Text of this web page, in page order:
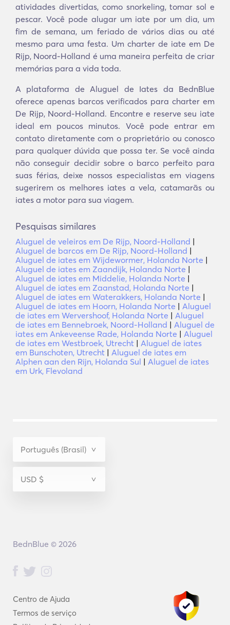
atividades divertidas, como snorkeling, tomar sol e
pescar. Você pode alugar um iate por um dia, um
fim de semana, um feriado de vários dias ou até
mesmo para uma festa. Um charter de iate em De
Rijp, Noord-Holland é uma maneira perfeita de criar
memórias para a vida toda.
A plataforma de Aluguel de Iates da BednBlue
oferece apenas barcos verificados para charter em
De Rijp, Noord-Holland. Encontre e reserve seu iate
ideal em poucos minutos. Você pode entrar em
contato diretamente com o proprietário ou conosco
para qualquer dúvida que possa ter. Se você ainda
não conseguir decidir sobre o barco perfeito para
suas férias, deixe nossos especialistas em viagens
sugerirem os melhores iates a vela, catamarãs ou
iates a motor para sua viagem.
Pesquisas similares
Aluguel de veleiros em De Rijp, Noord-Holland |
Aluguel de barcos em De Rijp, Noord-Holland |
Aluguel de iates em Wijdewormer, Holanda Norte |
Aluguel de iates em Zaandijk, Holanda Norte |
Aluguel de iates em Middelie, Holanda Norte |
Aluguel de iates em Zaanstad, Holanda Norte |
Aluguel de iates em Waterakkers, Holanda Norte |
Aluguel de iates em Hoorn, Holanda Norte | Aluguel
de iates em Wervershoof, Holanda Norte | Aluguel
de iates em Bennebroek, Noord-Holland | Aluguel de
iates em Ankeveense Rade, Holanda Norte | Aluguel
de iates em Westbroek, Utrecht | Aluguel de iates
em Bunschoten, Utrecht | Aluguel de iates em
Alphen aan den Rijn, Holanda Sul | Aluguel de iates
em Urk, Flevoland
Centro de Ajuda
Termos de serviço
BednBlue © 2026